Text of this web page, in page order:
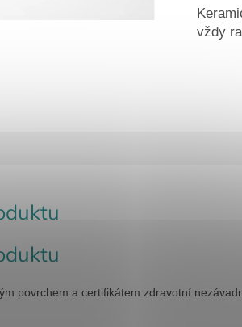
vždy
povrchem a certifikátem zdravotní